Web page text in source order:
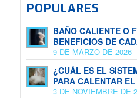
POPULARES
BAÑO CALIENTE O
BENEFICIOS DE
9 DE MARZO DE 2026
¿CUÁL ES EL
PARA CALENTAR
3 DE NOVIEMBRE DE